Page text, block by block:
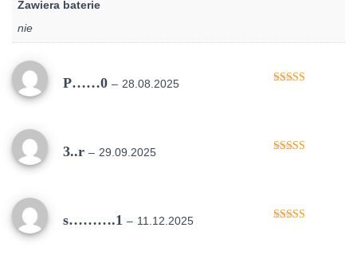
Zawiera baterie
nie
P……0 – 28.08.2025
3..r – 29.09.2025
s……….1 – 11.12.2025